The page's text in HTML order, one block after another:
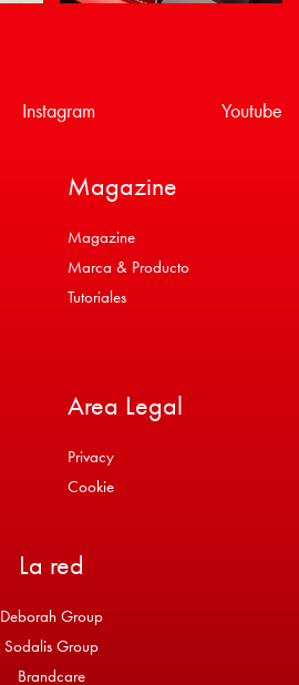
Instagram Youtube
Magazine
Magazine
Marca & Producto
Tutoriales
Area Legal
Privacy
Cookie
La red
Deborah Group
Sodalis Group
Brandcare